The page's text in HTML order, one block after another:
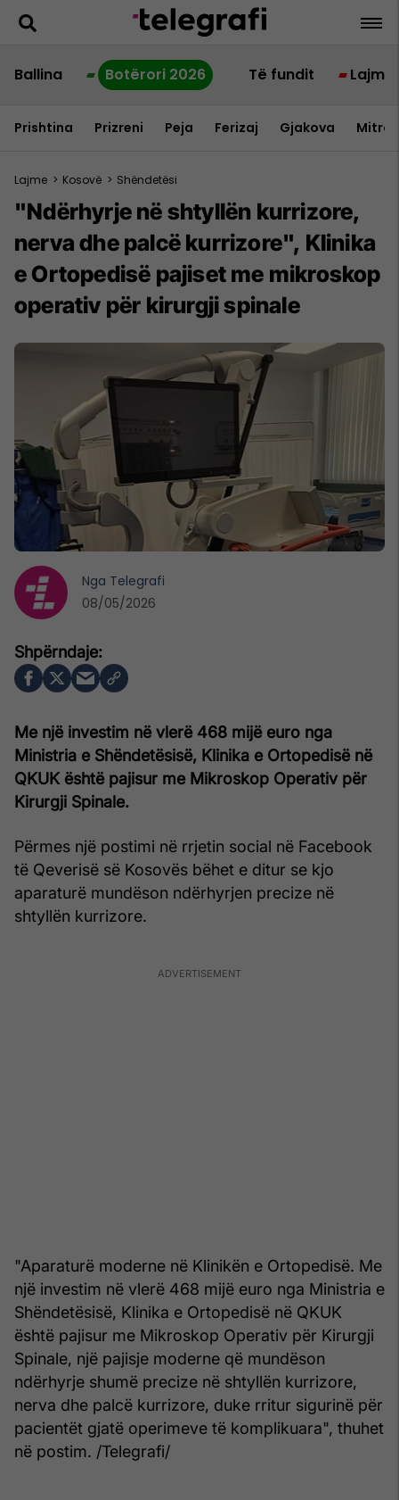
Ballina Botërori 2026 Të fundit Lajme
Prishtina Prizreni Peja Ferizaj Gjakova
Lajme > Kosovë > Shëndetësi
"Ndërhyrje në shtyllën kurrizore,
nerva dhe palcë kurrizore", Klinika
e Ortopedisë pajiset me mikroskop
operativ për kirurgji spinale
Me një investim në vlerë 468 mijë euro nga
Ministria e Shëndetësisë, Klinika e Ortopedisë në
QKUK është pajisur me Mikroskop Operativ për
Kirurgji Spinale.
Përmes një postimi në rrjetin social në Facebook
të Qeverisë së Kosovës bëhet e ditur se kjo
aparaturë mundëson ndërhyrjen precize në
shtyllën kurrizore.
"Aparaturë moderne në Klinikën e Ortopedisë. Me
një investim në vlerë 468 mijë euro nga Ministria e
Shëndetësisë, Klinika e Ortopedisë në QKUK
është pajisur me Mikroskop Operativ për Kirurgji
Spinale, një pajisje moderne që mundëson
ndërhyrje shumë precize në shtyllën kurrizore,
nerva dhe palcë kurrizore, duke rritur sigurinë për
pacientët gjatë operimeve të komplikuara", thuhet
në postim. /Telegrafi/
Nga Telegrafi
08/05/2026